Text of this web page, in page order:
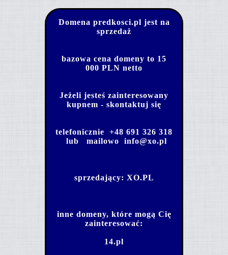
Domena predkosci.pl jest na
sprzedaż
bazowa cena domeny to 15
000 PLN netto
Jeżeli jesteś zainteresowany
kupnem - skontaktuj się
telefonicznie +48 691 326 318
lub mailowo info@xo.pl
sprzedający: XO.PL
inne domeny, które mogą Cię
zainteresować:
14.pl